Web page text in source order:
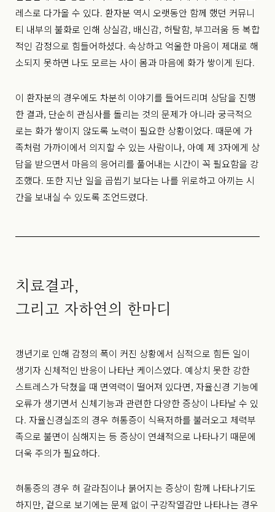
레스로 다가올 수 있다. 환자분 역시 오랫동안 함께 했던 커뮤니
티 내부의 불화로 인해 상실감, 배신감, 허탈함, 부끄러움 등 복합
적인 감정으로 힘들어하셨다. 속상하고 억울한 마음이 제대로 해
소되지 못하면 나도 모르는 사이 몸과 마음에 화가 쌓이게 된다.
이 환자분의 경우에도 차분히 이야기를 들어드리며 상담을 진행
한 결과, 단순히 관심사를 돌리는 것의 문제가 아니라 궁극적으
로는 화가 쌓이지 않도록 노력이 필요한 상황이었다. 때문에 가
족처럼 가까이에서 의지할 수 있는 사람이나, 아예 제 3자에게 상
담을 받으면서 마음의 응어리를 풀어내는 시간이 꼭 필요함을 강
조했다. 또한 지난 일을 곱씹기 보다는 나를 위로하고 아끼는 시
간을 보내실 수 있도록 조언드렸다.
치료결과,
그리고 자하연의 한마디
갱년기로 인해 감정의 폭이 커진 상황에서 심적으로 힘든 일이
생기자 신체적인 반응이 나타난 케이스였다. 예상치 못한 강한
스트레스가 닥쳤을 때 면역력이 떨어져 있다면, 자율신경 기능에
오류가 생기면서 신체기능과 관련한 다양한 증상이 나타날 수 있
다. 자율신경실조의 경우 혀통증이 식욕저하를 불러오고 체력부
족으로 불면이 심해지는 등 증상이 연쇄적으로 나타나기 때문에
더욱 주의가 필요하다.
혀통증의 경우 혀 갈라짐이나 붉어지는 증상이 함께 나타나기도
하지만, 겉으로 보기에는 문제 없이 구강작열감만 나타나는 경우